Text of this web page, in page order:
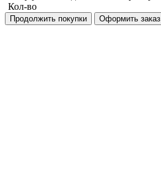
Кол-во
Продолжить покупки Оформить заказ